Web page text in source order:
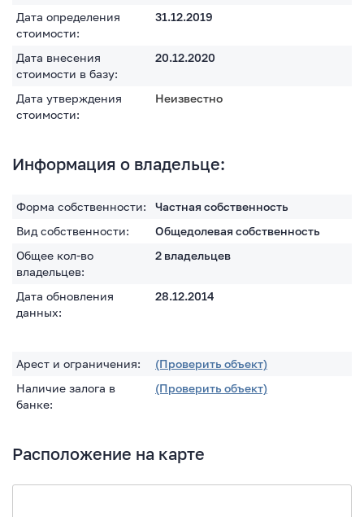
Дата определения
стоимости:
31.12.2019
Дата внесения
стоимости в базу:
20.12.2020
Дата утверждения
стоимости:
Неизвестно
Информация о владельце:
Форма собственности:
Частная собственность
Вид собственности:
Общедолевая собственность
Общее кол-во
владельцев:
2 владельцев
Дата обновления
данных:
28.12.2014
Арест и ограничения:
(Проверить объект)
Наличие залога в
банке:
(Проверить объект)
Расположение на карте